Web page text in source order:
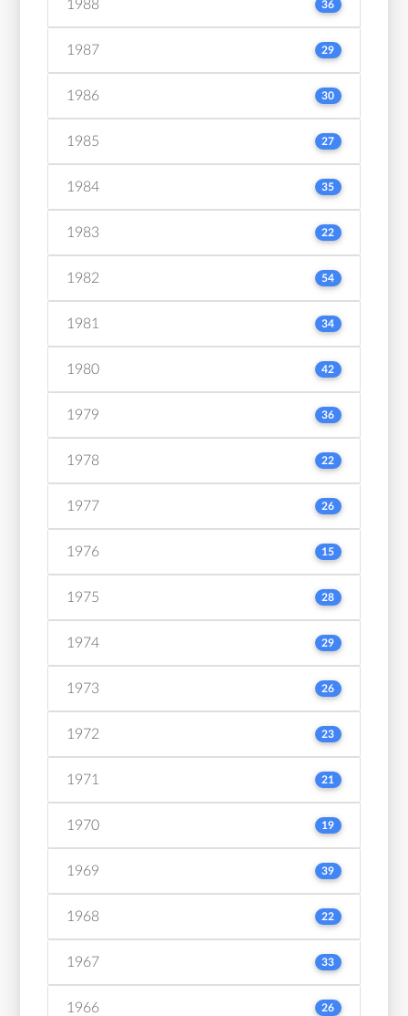
1988 36
1987 29
1986 30
1985 27
1984 35
1983 22
1982 54
1981 34
1980 42
1979 36
1978 22
1977 26
1976 15
1975 28
1974 29
1973 26
1972 23
1971 21
1970 19
1969 39
1968 22
1967 33
1966 26